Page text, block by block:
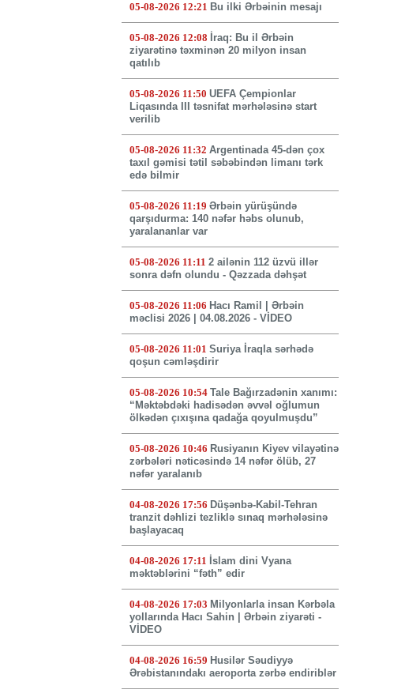
05-08-2026 12:21 Bu ilki Ərbəinin mesajı
05-08-2026 12:08 İraq: Bu il Ərbəin
ziyarətinə təxminən 20 milyon insan
qatılıb
05-08-2026 11:50 UEFA Çempionlar
Liqasında III təsnifat mərhələsinə start
verilib
05-08-2026 11:32 Argentinada 45-dən çox
taxıl gəmisi tətil səbəbindən limanı tərk
edə bilmir
05-08-2026 11:19 Ərbəin yürüşündə
qarşıdurma: 140 nəfər həbs olunub,
yaralananlar var
05-08-2026 11:11 2 ailənin 112 üzvü illər
sonra dəfn olundu - Qəzzada dəhşət
05-08-2026 11:06 Hacı Ramil | Ərbəin
məclisi 2026 | 04.08.2026 - VİDEO
05-08-2026 11:01 Suriya İraqla sərhədə
qoşun cəmləşdirir
05-08-2026 10:54 Tale Bağırzadənin xanımı:
“Məktəbdəki hadisədən əvvəl oğlumun
ölkədən çıxışına qadağa qoyulmuşdu”
05-08-2026 10:46 Rusiyanın Kiyev vilayətinə
zərbələri nəticəsində 14 nəfər ölüb, 27
nəfər yaralanıb
04-08-2026 17:56 Düşənbə-Kabil-Tehran
tranzit dəhlizi tezliklə sınaq mərhələsinə
başlayacaq
04-08-2026 17:11 İslam dini Vyana
məktəblərini “fəth” edir
04-08-2026 17:03 Milyonlarla insan Kərbəla
yollarında Hacı Sahin | Ərbəin ziyarəti -
VİDEO
04-08-2026 16:59 Husilər Səudiyyə
Ərəbistanındakı aeroporta zərbə endiriblər